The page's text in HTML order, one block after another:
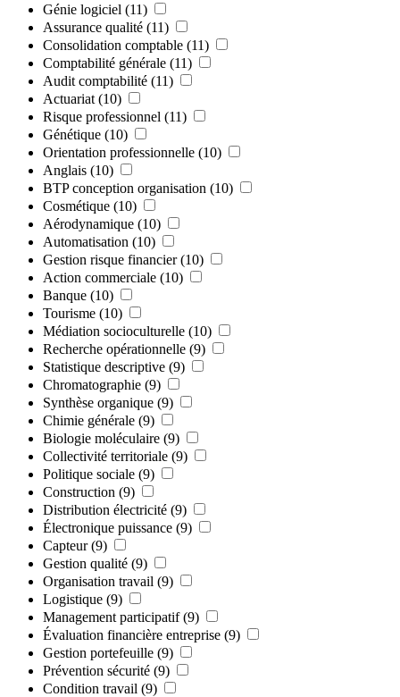
Génie logiciel (11)
Assurance qualité (11)
Consolidation comptable (11)
Comptabilité générale (11)
Audit comptabilité (11)
Actuariat (10)
Risque professionnel (11)
Génétique (10)
Orientation professionnelle (10)
Anglais (10)
BTP conception organisation (10)
Cosmétique (10)
Aérodynamique (10)
Automatisation (10)
Gestion risque financier (10)
Action commerciale (10)
Banque (10)
Tourisme (10)
Médiation socioculturelle (10)
Recherche opérationnelle (9)
Statistique descriptive (9)
Chromatographie (9)
Synthèse organique (9)
Chimie générale (9)
Biologie moléculaire (9)
Collectivité territoriale (9)
Politique sociale (9)
Construction (9)
Distribution électricité (9)
Électronique puissance (9)
Capteur (9)
Gestion qualité (9)
Organisation travail (9)
Logistique (9)
Management participatif (9)
Évaluation financière entreprise (9)
Gestion portefeuille (9)
Prévention sécurité (9)
Condition travail (9)